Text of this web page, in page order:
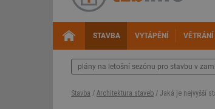
STAVBA VYTÁPĚNÍ
plány na letošní sezónu pro stavbu v
Stavba / Architektura staveb / Jaká je nejvyšší